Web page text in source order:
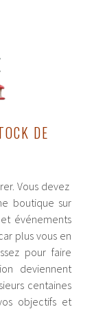
DE
Vous devez
boutique sur
événements
plus vous en
pour faire
deviennent
centaines
objectifs et